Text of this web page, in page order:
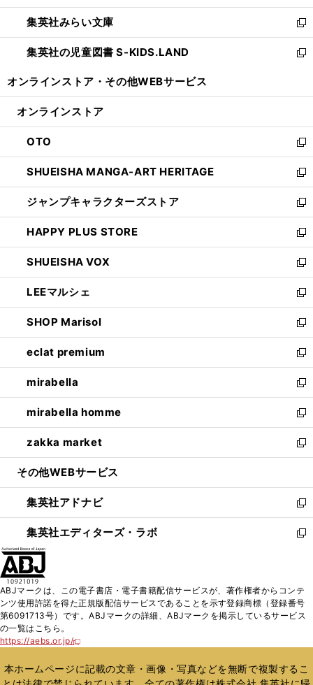
開
く
ウ
で
開
く
ン
ド
ウ
で
ウ
ィ
ン
ド
開
集英社みらい文庫
新
し
い
ン
ウ
で
開
く
集英社の児童図書 S-KIDS.LAND
新
ウ
ン
ド
ウ
で
開
く
オンラインストア・ その他WEBサービス
オンラインストア
OTO
新
し
い
ウ
ィ
ン
ド
ウ
で
開
く
SHUEISHA MANGA-ART HERITAGE
新
し
い
ウ
ィ
ン
ド
ウ
で
開
く
ジャンプキャラクターズストア
新
し
い
ウ
ィ
ン
ド
ウ
で
開
く
HAPPY PLUS STORE
新
し
い
ウ
ィ
ン
ド
ウ
で
開
く
SHUEISHA VOX
新
し
い
ウ
ィ
ン
ド
ウ
で
開
く
LEEマルシェ
新
し
い
ウ
ィ
ン
ド
ウ
で
開
く
SHOP Marisol
新
し
い
ウ
ィ
ン
ド
ウ
で
開
eclat premium
新
し
い
ウ
ィ
ン
ド
ウ
開
く
mirabella
新
し
い
ウ
ィ
ン
ウ
で
開
く
mirabella homme
新
し
い
ウ
ン
ド
ウ
で
zakka market
新
し
ウ
ィ
ン
ド
く
その他WEBサービス
集英社アドナビ
新
し
い
ド
ウ
で
集英社エディターズ・ラボ
新
ィ
ン
開
く
ABJマークは、この電子書店・電子書籍配信サービスが、著作権者からコンテ
ンツ使用許諾を得た正規版配信サービスであることを示す登録商標（登録番号
第6091713号）です。ABJマークの詳細、ABJマークを掲示しているサービス
の一覧はこちら。
https://aebs.or.jp/
新
い
ウ
本ホームページに記載の文章・画像・写真などを無断で複製するこ